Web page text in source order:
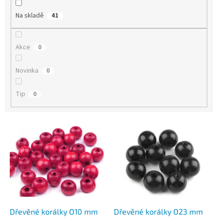
Na skladě 41
Akce 0
Novinka 0
Tip 0
p
Dřevěné korálky O10 mm
Dřevěné korálky O23 mm